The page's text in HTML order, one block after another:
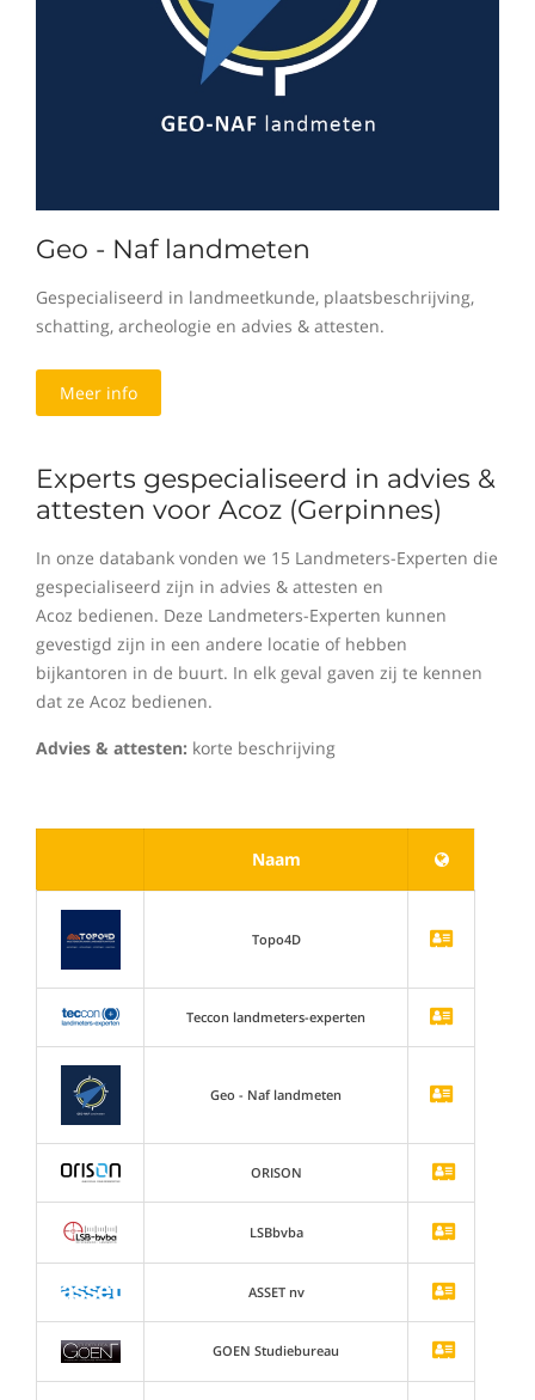
Geo - Naf landmeten
Gespecialiseerd in landmeetkunde, plaatsbeschrijving,
schatting, archeologie en advies & attesten.
Meer info
Experts gespecialiseerd in advies &
attesten voor Acoz (Gerpinnes)
In onze databank vonden we 15 Landmeters-Experten die
gespecialiseerd zijn in advies & attesten en
Acoz bedienen. Deze Landmeters-Experten kunnen
gevestigd zijn in een andere locatie of hebben
bijkantoren in de buurt. In elk geval gaven zij te kennen
dat ze Acoz bedienen.
Advies & attesten: korte beschrijving
Naam
Topo4D
Teccon landmeters-experten
Geo - Naf landmeten
ORISON
LSBbvba
ASSET nv
GOEN Studiebureau